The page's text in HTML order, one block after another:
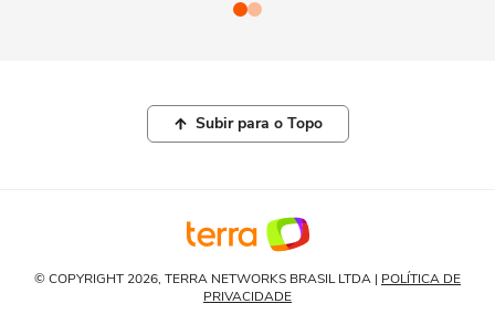
Subir para o Topo
© COPYRIGHT 2026, TERRA NETWORKS BRASIL LTDA | POLÍTICA DE
PRIVACIDADE